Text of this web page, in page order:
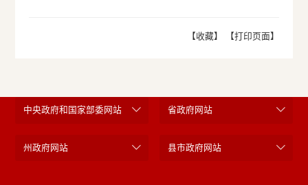
【收藏】 【打印页面】
中央政府和国家部委网站 省政府网站
州政府网站 县市政府网站